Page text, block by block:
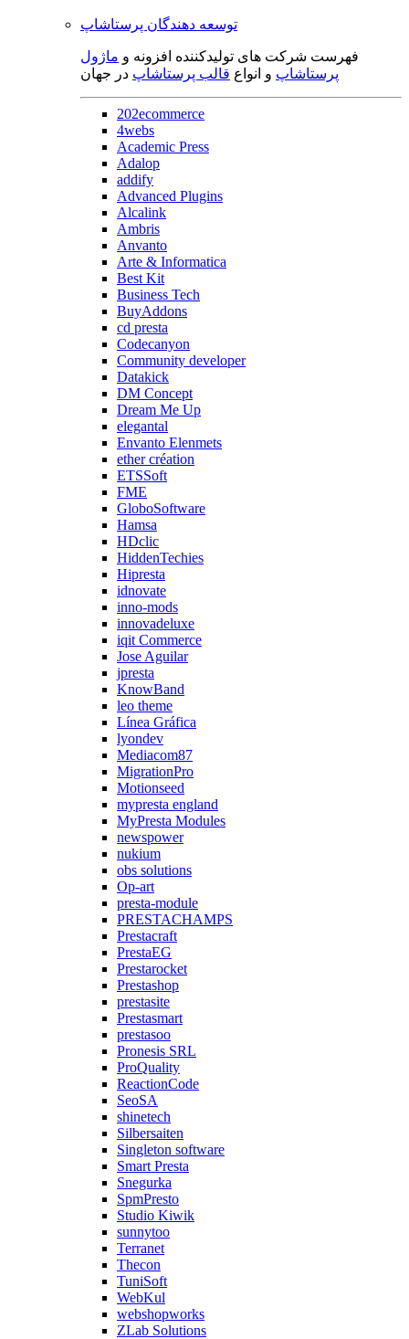
توسعه دهندگان پرستاشاپ
فهرست شرکت های تولیدکننده افزونه و ماژول
پرستاشاپ و انواع قالب پرستاشاپ در جهان
202ecommerce
4webs
Academic Press
Adalop
addify
Advanced Plugins
Alcalink
Ambris
Anvanto
Arte & Informatica
Best Kit
Business Tech
BuyAddons
cd presta
Codecanyon
Community developer
Datakick
DM Concept
Dream Me Up
elegantal
Envanto Elenmets
ether création
ETSSoft
FME
GloboSoftware
Hamsa
HDclic
HiddenTechies
Hipresta
idnovate
inno-mods
innovadeluxe
iqit Commerce
Jose Aguilar
jpresta
KnowBand
leo theme
Línea Gráfica
lyondev
Mediacom87
MigrationPro
Motionseed
mypresta england
MyPresta Modules
newspower
nukium
obs solutions
Op-art
presta-module
PRESTACHAMPS
Prestacraft
PrestaEG
Prestarocket
Prestashop
prestasite
Prestasmart
prestasoo
Pronesis SRL
ProQuality
ReactionCode
SeoSA
shinetech
Silbersaiten
Singleton software
Smart Presta
Snegurka
SpmPresto
Studio Kiwik
sunnytoo
Terranet
Thecon
TuniSoft
WebKul
webshopworks
ZLab Solutions